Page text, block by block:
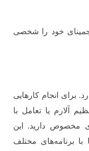
برای انجام کارهایی
آلارم یا تعامل با
مخصوص دارید. این
با برنامه‌های مختلف